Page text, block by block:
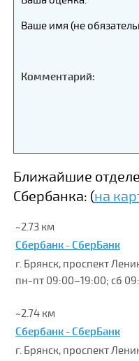
Ваше имя (не
Комментарий:
Ближайшие
Сбербанка: (на
~2.73 км
Сбербанк - СберБанк
г. Брянск, проспект
пн-пт 09:00–19:00; сб
~2.74 км
Сбербанк - СберБанк
г. Брянск, проспект